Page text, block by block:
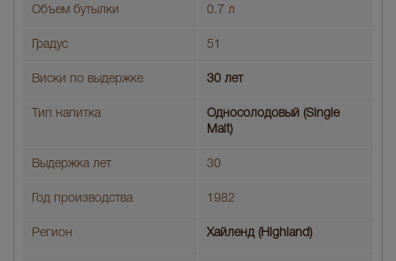
Объем бутылки 0.7 л
Градус 51
Виски по выдержке 30 лет
Тип напитка
Односолодовый (Single
Malt)
Выдержка лет 30
Год производства 1982
Регион Хайленд (Highland)